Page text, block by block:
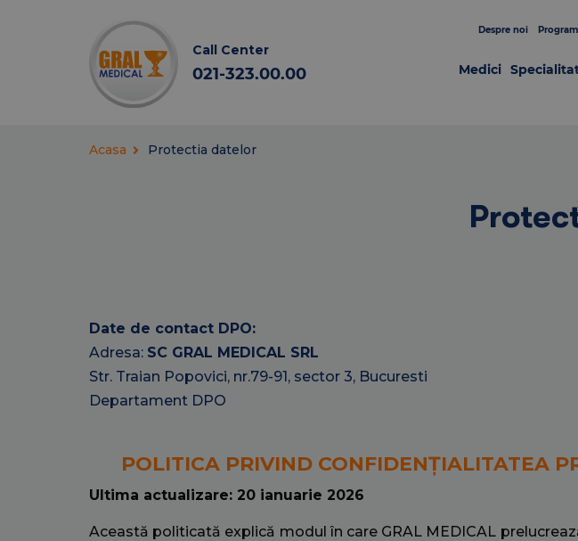
Call Center
021-323.00.00
Despre noi
Medici
Acasa Protectia datelor
Date de contact DPO:
Adresa: SC GRAL MEDICAL SRL
Str. Traian Popovici, nr.79-91, sector 3, Bucuresti
Departament DPO
POLITICA PRIVIND CONFIDENȚIALITATEA
Ultima actualizare: 20 ianuarie 2026
Această politicată explică modul în care GRAL MEDICAL